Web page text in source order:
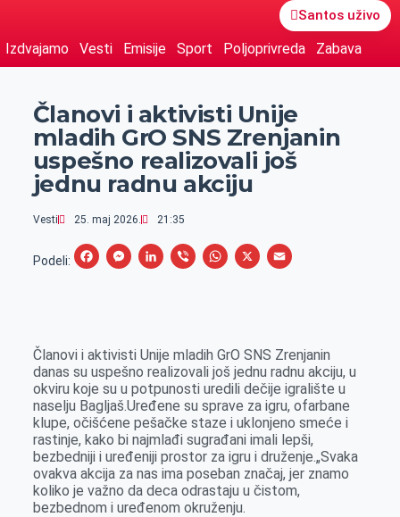
Santos uživo
Izdvajamo Vesti Emisije Sport Poljoprivreda Zabava
Članovi i aktivisti Unije
mladih GrO SNS Zrenjanin
uspešno realizovali još
jednu radnu akciju
Vesti 25. maj 2026. 21:35
Podeli:
F
b
o
o
k
M
e
n
g
e
r
L
e
d
I
n
V
r
W
s
A
p
p
X
E
l
Članovi i aktivisti Unije mladih GrO SNS Zrenjanin
danas su uspešno realizovali još jednu radnu akciju, u
okviru koje su u potpunosti uredili dečije igralište u
naselju Bagljaš.Uređene su sprave za igru, ofarbane
klupe, očišćene pešačke staze i uklonjeno smeće i
rastinje, kako bi najmlađi sugrađani imali lepši,
bezbedniji i uređeniji prostor za igru i druženje.„Svaka
ovakva akcija za nas ima poseban značaj, jer znamo
koliko je važno da deca odrastaju u čistom,
bezbednom i uređenom okruženju.